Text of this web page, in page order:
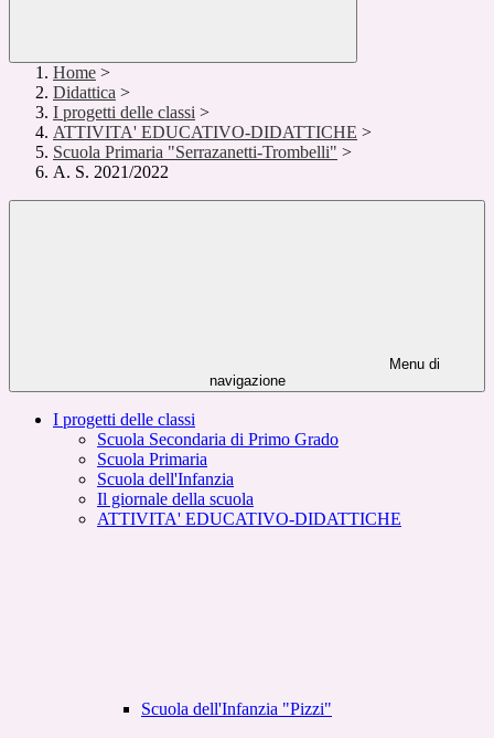
Home >
Didattica >
I progetti delle classi >
ATTIVITA' EDUCATIVO-DIDATTICHE >
Scuola Primaria "Serrazanetti-Trombelli" >
A. S. 2021/2022
Menu di
navigazione
I progetti delle classi
Scuola Secondaria di Primo Grado
Scuola Primaria
Scuola dell'Infanzia
Il giornale della scuola
ATTIVITA' EDUCATIVO-DIDATTICHE
Scuola dell'Infanzia "Pizzi"